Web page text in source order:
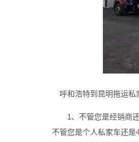
呼和浩特到昆明拖运私
1、不管您是经销商还
不管您是个人私家车还